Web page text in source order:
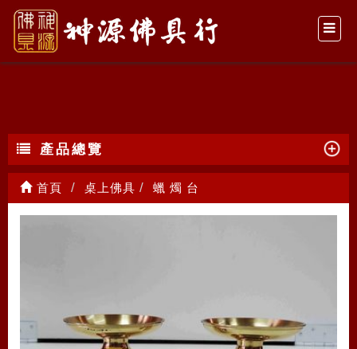
蠟 燭 台
產品總覽
首頁 桌上佛具 蠟 燭 台